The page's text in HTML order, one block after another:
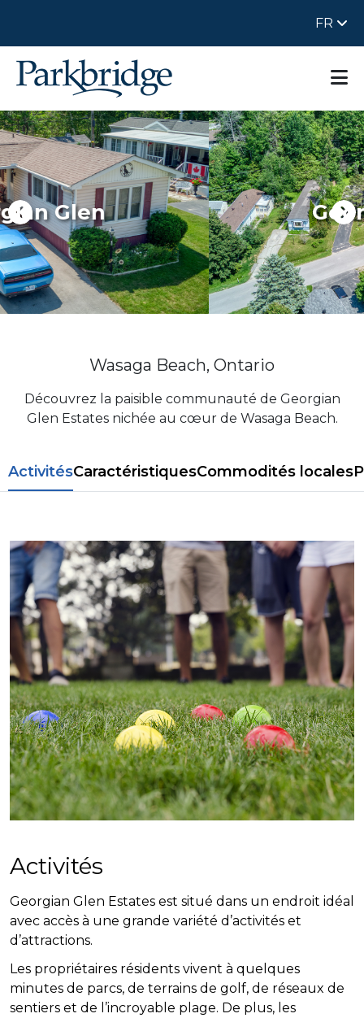
FR
Georgian Glen
Wasaga Beach, Ontario
Découvrez la paisible communauté de Georgian
Glen Estates nichée au cœur de Wasaga Beach.
ActivitésCaractéristiquesCommodités locales
Activités
Georgian Glen Estates est situé dans un endroit idéal
avec accès à une grande variété d’activités et
d’attractions.
Les propriétaires résidents vivent à quelques
minutes de parcs, de terrains de golf, de réseaux de
sentiers et de l’incroyable plage. De plus, les